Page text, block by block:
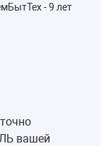
- 9 лет
вашей